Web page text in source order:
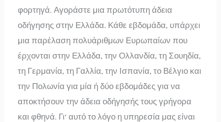
φορτηγά. Αγοράστε μια πρωτότυπη άδεια
οδήγησης στην Ελλάδα. Κάθε εβδομάδα, υπάρχει
μια παρέλαση πολυάριθμων Ευρωπαίων που
έρχονται στην Ελλάδα, την Ολλανδία, τη Σουηδία,
τη Γερμανία, τη Γαλλία, την Ισπανία, το Βέλγιο και
την Πολωνία για μία ή δύο εβδομάδες για να
αποκτήσουν την άδεια οδήγησής τους γρήγορα
και φθηνά. Γι’ αυτό το λόγο η υπηρεσία μας είναι